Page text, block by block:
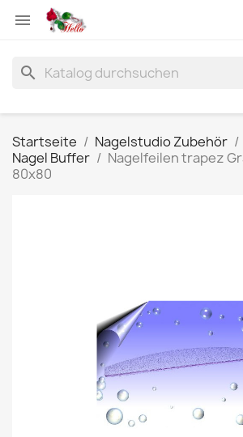

search
Startseite Nagelstudio Zubehör
Nagel Buffer
Nagelfeilen trapez
80x80